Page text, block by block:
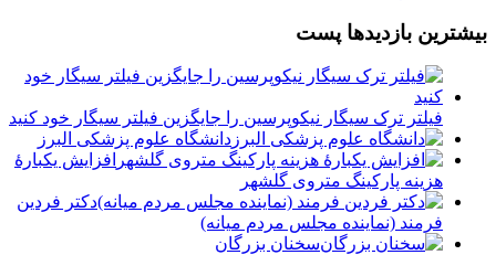
بیشترین بازدیدها پست
فیلتر ترک سیگار نیکوپرسین را جایگزین فیلتر سیگار خود کنید
دانشگاه علوم پزشکی البرز
افزایش یکبارۀ
هزینه پارکینگ متروی گلشهر
دكتر فردين
فرمند (نماينده مجلس مردم میانه)
سخنان بزرگان